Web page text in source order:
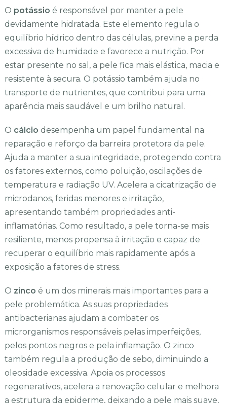
O potássio é responsável por manter a pele
devidamente hidratada. Este elemento regula o
equilíbrio hídrico dentro das células, previne a perda
excessiva de humidade e favorece a nutrição. Por
estar presente no sal, a pele fica mais elástica, macia e
resistente à secura. O potássio também ajuda no
transporte de nutrientes, que contribui para uma
aparência mais saudável e um brilho natural.
O cálcio desempenha um papel fundamental na
reparação e reforço da barreira protetora da pele.
Ajuda a manter a sua integridade, protegendo contra
os fatores externos, como poluição, oscilações de
temperatura e radiação UV. Acelera a cicatrização de
microdanos, feridas menores e irritação,
apresentando também propriedades anti-
inflamatórias. Como resultado, a pele torna-se mais
resiliente, menos propensa à irritação e capaz de
recuperar o equilíbrio mais rapidamente após a
exposição a fatores de stress.
O zinco é um dos minerais mais importantes para a
pele problemática. As suas propriedades
antibacterianas ajudam a combater os
microrganismos responsáveis pelas imperfeições,
pelos pontos negros e pela inflamação. O zinco
também regula a produção de sebo, diminuindo a
oleosidade excessiva. Apoia os processos
regenerativos, acelera a renovação celular e melhora
a estrutura da epiderme, deixando a pele mais suave,